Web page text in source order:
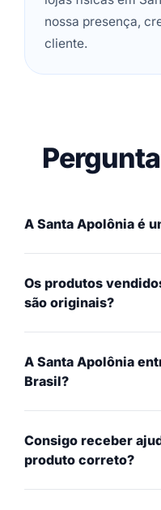
nossa presença,
cliente.
A Santa Apolônia é
Os produtos
são originais?
A Santa Apolônia
Brasil?
Consigo receber
produto correto?